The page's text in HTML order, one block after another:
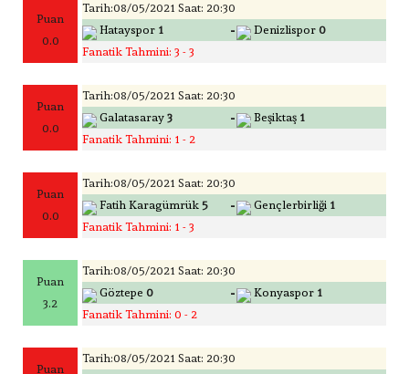
Puan
0.0
Tarih:08/05/2021 Saat: 20:30
Hatayspor 1 - Denizlispor 0
Fanatik Tahmini: 3 - 3
Puan
0.0
Tarih:08/05/2021 Saat: 20:30
Galatasaray 3 - Beşiktaş 1
Fanatik Tahmini: 1 - 2
Puan
0.0
Tarih:08/05/2021 Saat: 20:30
Fatih Karagümrük 5 - Gençlerbirliği 1
Fanatik Tahmini: 1 - 3
Puan
3.2
Tarih:08/05/2021 Saat: 20:30
Göztepe 0 - Konyaspor 1
Fanatik Tahmini: 0 - 2
Puan
Tarih:08/05/2021 Saat: 20:30